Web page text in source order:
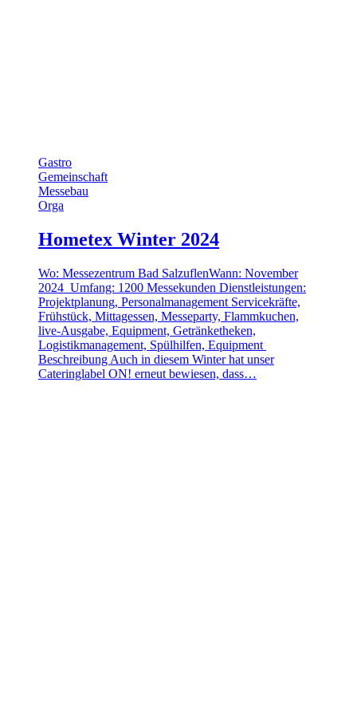
Gastro
Gemeinschaft
Messebau
Orga
Hometex Winter 2024
Wo: Messezentrum Bad SalzuflenWann: November
2024 Umfang: 1200 Messekunden Dienstleistungen:
Projektplanung, Personalmanagement Servicekräfte,
Frühstück, Mittagessen, Messeparty, Flammkuchen,
live-Ausgabe, Equipment, Getränketheken,
Logistikmanagement, Spülhilfen, Equipment
Beschreibung Auch in diesem Winter hat unser
Cateringlabel ON! erneut bewiesen, dass…